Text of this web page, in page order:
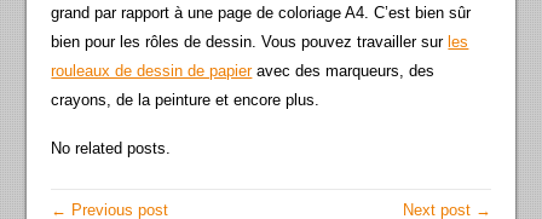
grand par rapport à une page de coloriage A4. C’est bien sûr
bien pour les rôles de dessin. Vous pouvez travailler sur les
rouleaux de dessin de papieravec des marqueurs, des
crayons, de la peinture et encore plus.
No related posts.
← Previous post Next post →